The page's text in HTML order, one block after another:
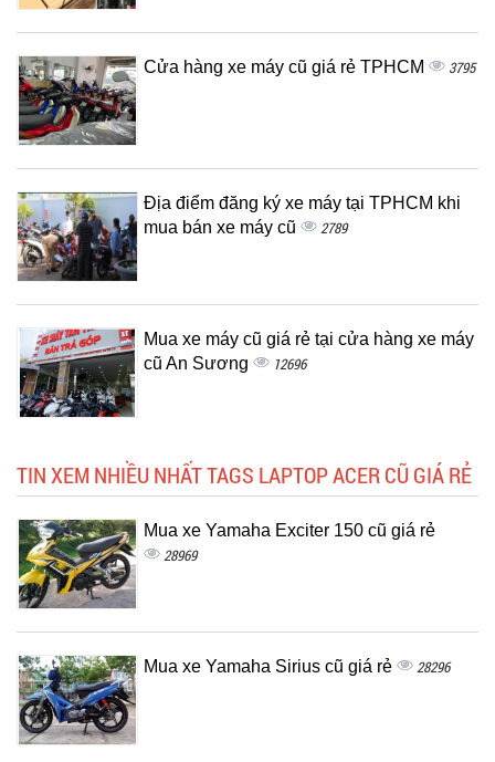
Cửa hàng xe máy cũ giá rẻ TPHCM 3795
Địa điểm đăng ký xe máy tại TPHCM khi
mua bán xe máy cũ
2789
Mua xe máy cũ giá rẻ tại cửa hàng xe máy
cũ An Sương
12696
TIN XEM NHIỀU NHẤT TAGS LAPTOP ACER CŨ GIÁ RẺ
Mua xe Yamaha Exciter 150 cũ giá rẻ
28969
Mua xe Yamaha Sirius cũ giá rẻ 28296